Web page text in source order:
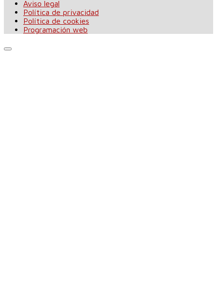
Aviso legal
Política de privacidad
Política de cookies
Programación web